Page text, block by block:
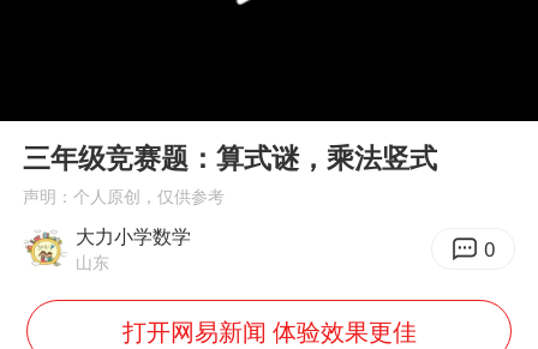
吉林一“温度计大楼”读数爆表
“深圳地面沉降致车辆损坏”不实
泰国一女公务员妆容引争议 本人回应
女子利用漏洞0元薅走3000多件家电
Play
三年级竞赛题：算式谜，乘法竖式
声明：个人原创，仅供参考
大力小学数学
山东 0
打开网易新闻 体验效果更佳